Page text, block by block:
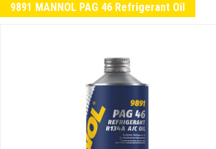
9891 MANNOL PAG 46 Refrigerant Oil